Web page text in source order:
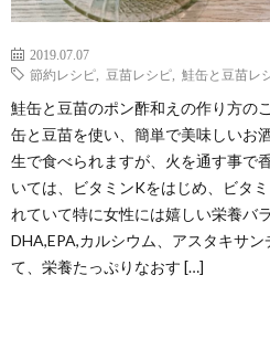
2019.07.07
節約レシピ
豆苗レシピ 鮭缶と豆苗レ
鮭缶と豆苗のポン酢和えの作り方の
缶と豆苗を使い、簡単で美味しいお
生で食べられますが、火を通す事で
いては、ビタミンKをはじめ、ビタ
れていて特に女性には嬉しい栄養バ
DHA,EPA,カルシウム、アスタキサ
て、栄養たっぷりなおす […]